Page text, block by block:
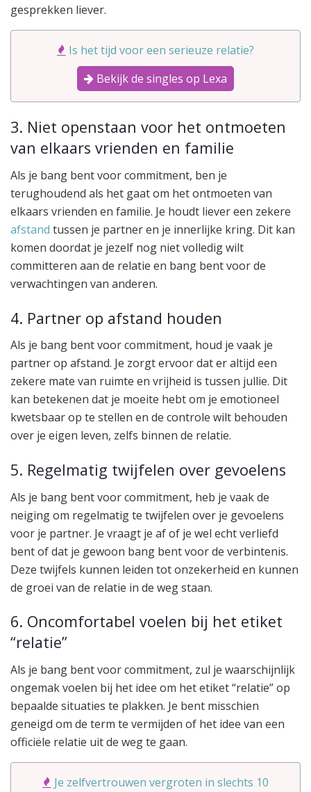
gesprekken liever.
Is het tijd voor een serieuze relatie?
Bekijk de singles op Lexa
3. Niet openstaan voor het ontmoeten
van elkaars vrienden en familie
Als je bang bent voor commitment, ben je
terughoudend als het gaat om het ontmoeten van
elkaars vrienden en familie. Je houdt liever een zekere
afstand tussen je partner en je innerlijke kring. Dit kan
komen doordat je jezelf nog niet volledig wilt
committeren aan de relatie en bang bent voor de
verwachtingen van anderen.
4. Partner op afstand houden
Als je bang bent voor commitment, houd je vaak je
partner op afstand. Je zorgt ervoor dat er altijd een
zekere mate van ruimte en vrijheid is tussen jullie. Dit
kan betekenen dat je moeite hebt om je emotioneel
kwetsbaar op te stellen en de controle wilt behouden
over je eigen leven, zelfs binnen de relatie.
5. Regelmatig twijfelen over gevoelens
Als je bang bent voor commitment, heb je vaak de
neiging om regelmatig te twijfelen over je gevoelens
voor je partner. Je vraagt je af of je wel echt verliefd
bent of dat je gewoon bang bent voor de verbintenis.
Deze twijfels kunnen leiden tot onzekerheid en kunnen
de groei van de relatie in de weg staan.
6. Oncomfortabel voelen bij het etiket
“relatie”
Als je bang bent voor commitment, zul je waarschijnlijk
ongemak voelen bij het idee om het etiket “relatie” op
bepaalde situaties te plakken. Je bent misschien
geneigd om de term te vermijden of het idee van een
officiële relatie uit de weg te gaan.
Je zelfvertrouwen vergroten in slechts 10